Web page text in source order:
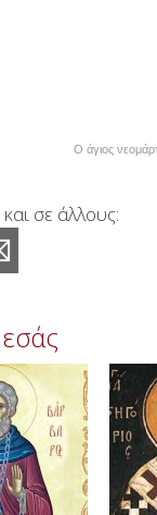
Ο άγιος
σε άλλους: